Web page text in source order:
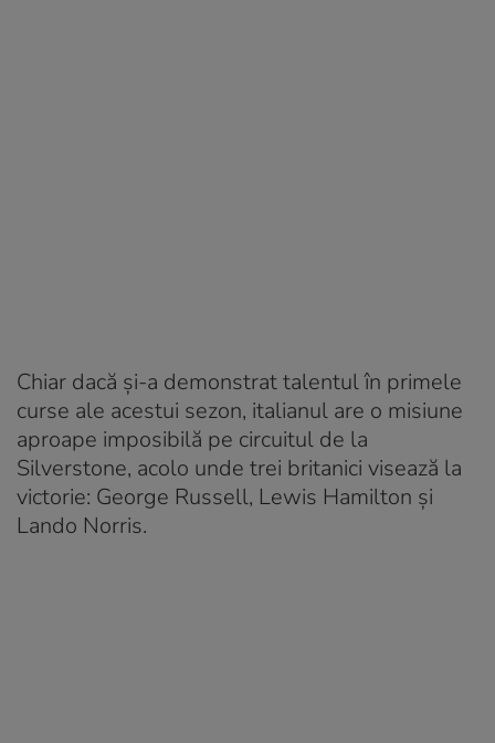
Chiar dacă și-a demonstrat talentul în primele
curse ale acestui sezon, italianul are o misiune
aproape imposibilă pe circuitul de la
Silverstone, acolo unde trei britanici visează la
victorie: George Russell, Lewis Hamilton și
Lando Norris.